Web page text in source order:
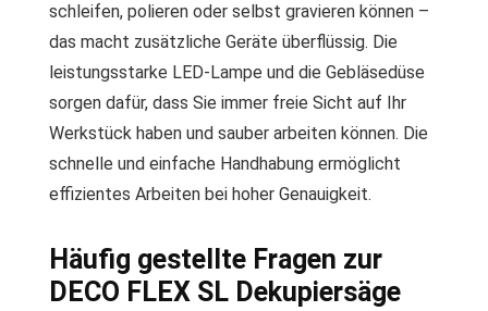
schleifen, polieren oder selbst gravieren können –
das macht zusätzliche Geräte überflüssig. Die
leistungsstarke LED-Lampe und die Gebläsedüse
sorgen dafür, dass Sie immer freie Sicht auf Ihr
Werkstück haben und sauber arbeiten können. Die
schnelle und einfache Handhabung ermöglicht
effizientes Arbeiten bei hoher Genauigkeit.
Häufig gestellte Fragen zur
DECO FLEX SL Dekupiersäge